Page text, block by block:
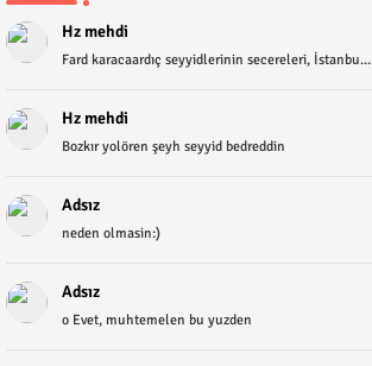
Hz mehdi
Fard karacaardıç seyyidlerinin secereleri, İstanbu...
Hz mehdi
Bozkır yolören şeyh seyyid bedreddin
Adsız
neden olmasin:)
Adsız
o Evet, muhtemelen bu yuzden